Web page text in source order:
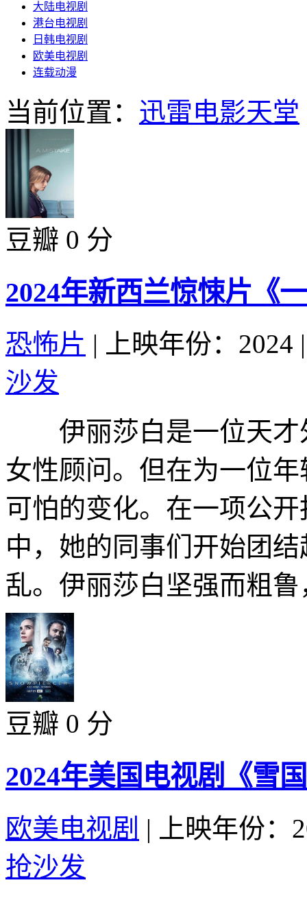
大陆电视剧
港台电视剧
日韩电视剧
欧美电视剧
连载动漫
当前位置： 迅雷电影天堂
豆瓣 0 分
2024年新西兰惊悚片《
恐怖片 | 上映年份：2024 |
沙发
伊丽莎白是一位天才
女性顾问。但在为一位
可怕的变化。在一项公
中，她的同事们开始团
乱。伊丽莎白坚强而粗
豆瓣 0 分
2024年美国电视剧《雪
欧美电视剧 |
上映年份：
抢沙发